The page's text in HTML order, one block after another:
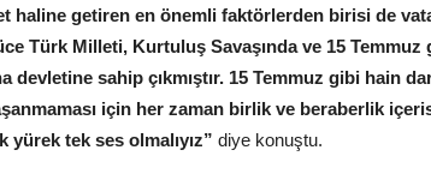
haline getiren en önemli faktörlerden birisi de
Türk Milleti, Kurtuluş Savaşında ve 15
devletine sahip çıkmıştır. 15 Temmuz gibi hain
için her zaman birlik ve beraberlik
yürek tek ses olmalıyız” diye konuştu.